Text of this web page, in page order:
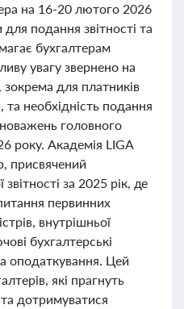
на 16-20 лютого 2026
подання звітності та
бухгалтерам
увагу звернено на
для платників
необхідність подання
головного
року. Академія LIGA
присвячений
за 2025 рік, де
первинних
внутрішньої
бухгалтерські
оподаткування. Цей
які прагнуть
дотримуватися